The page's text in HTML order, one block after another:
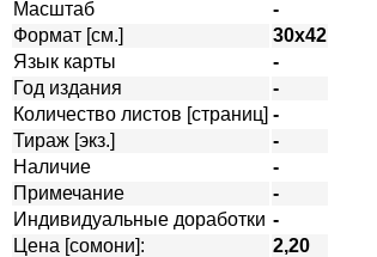
Масштаб
-
Формат [см.]
30х42
Язык карты
-
Год издания
-
Количество листов [страниц] -
Тираж [экз.]
-
Наличие
-
Примечание
-
Индивидуальные доработки -
Цена [сомони]:
2,20